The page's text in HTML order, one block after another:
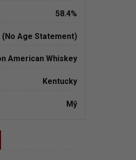
58.4%
(No Age Statement)
American Whiskey
Kentucky
Mỹ